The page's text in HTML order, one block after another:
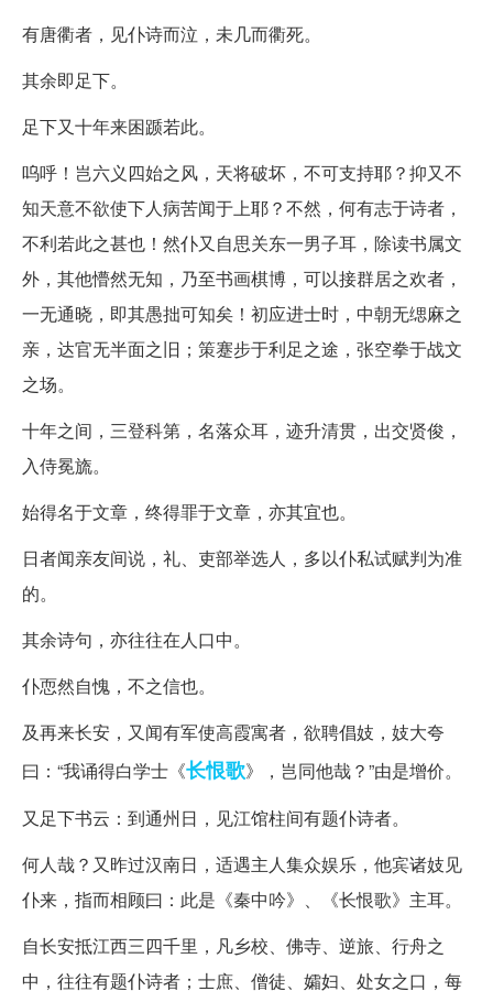
有唐衢者，见仆诗而泣，未几而衢死。
其余即足下。
足下又十年来困踬若此。
呜呼！岂六义四始之风，天将破坏，不可支持耶？抑又不
知天意不欲使下人病苦闻于上耶？不然，何有志于诗者，
不利若此之甚也！然仆又自思关东一男子耳，除读书属文
外，其他懵然无知，乃至书画棋博，可以接群居之欢者，
一无通晓，即其愚拙可知矣！初应进士时，中朝无缌麻之
亲，达官无半面之旧；策蹇步于利足之途，张空拳于战文
之场。
十年之间，三登科第，名落众耳，迹升清贯，出交贤俊，
入侍冕旒。
始得名于文章，终得罪于文章，亦其宜也。
日者闻亲友间说，礼、吏部举选人，多以仆私试赋判为准
的。
其余诗句，亦往往在人口中。
仆恧然自愧，不之信也。
及再来长安，又闻有军使高霞寓者，欲聘倡妓，妓大夸
曰：“我诵得白学士《长恨歌》，岂同他哉？”由是增价。
又足下书云：到通州日，见江馆柱间有题仆诗者。
何人哉？又昨过汉南日，适遇主人集众娱乐，他宾诸妓见
仆来，指而相顾曰：此是《秦中吟》、《长恨歌》主耳。
自长安抵江西三四千里，凡乡校、佛寺、逆旅、行舟之
中，往往有题仆诗者；士庶、僧徒、孀妇、处女之口，每